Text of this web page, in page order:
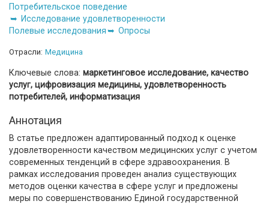
Потребительское поведение
Исследование удовлетворенности
Полевые исследования
Опросы
Отрасли: Медицина
Ключевые слова: маркетинговое исследование, качество
услуг, цифровизация медицины, удовлетворенность
потребителей, информатизация
Аннотация
В статье предложен адаптированный подход к оценке
удовлетворенности качеством медицинских услуг с учетом
современных тенденций в сфере здравоохранения. В
рамках исследования проведен анализ существующих
методов оценки качества в сфере услуг и предложены
меры по совершенствованию Единой государственной